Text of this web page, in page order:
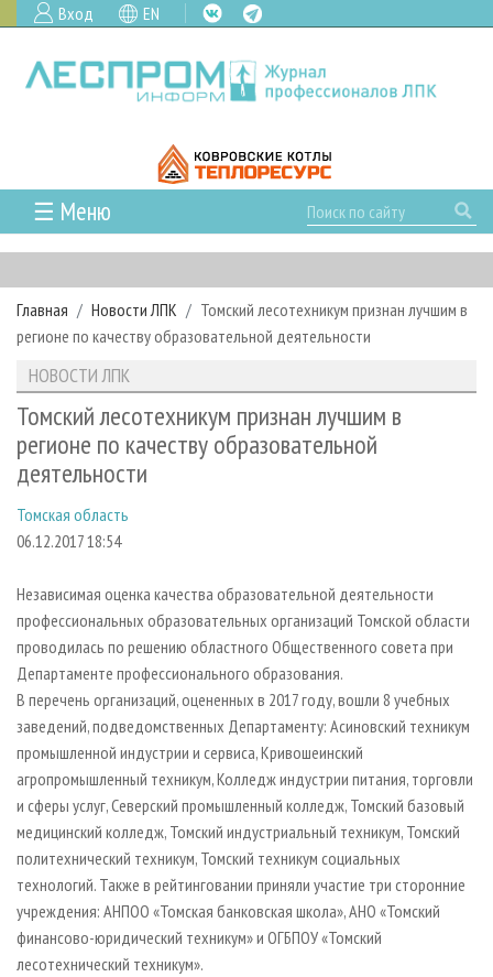
Вход EN
☰ Меню
ГЛАВНАЯ
РУБРИКИ И ТЕМЫ
РУБРИКИ ЖУРНАЛА
ЛЕСОЗАГОТОВКА
ЛЕСОПИЛЕНИЕ
ДЕРЕВООБРАБОТКА
СУШКА ДРЕВЕСИНЫ
ПРОИЗВОДСТВО ДРЕВЕСНЫХ ПЛИТ
ПРОИЗВОДСТВО МЕБЕЛИ
БИОЭНЕРГЕТИКА
ЦБП
ИНСТРУМЕНТ И МАТЕРИАЛЫ
НОВОСТИ
НОВОСТИ ЛПК
НОВОСТИ ЖУРНАЛА
НОВОСТИ КОМПАНИЙ
ПРОЕКТЫ ЛПИ
АНАЛИТИКА
ПРЕДПРИЯТИЯ ЛПК
ЛЕСНЫЕ РЕГИОНЫ РОССИИ
ПЕРСОНЫ
МОБИЛЬНЫЕ ВЫСТАВКИ
ОФИЦИАЛЬНЫЕ ДЕЛЕГАЦИИ
ПРИОРИТЕТНЫЕ ИНВЕСТПРОЕКТЫ
RUSSIAN FORESTRY REVIEW
ГАЗЕТА ЛЕСПРОМФОРУМ
БИБЛИОТЕКА СПЕЦИАЛИСТА
АРХИВ ЖУРНАЛОВ
СТАТЬИ
О ЖУРНАЛЕ
ПОДПИСКА
КОНТАКТЫ
РЕКЛАМОДАТЕЛЯМ
РЕКЛАМА
РЕКЛАМА НА САЙТЕ
Главная Новости ЛПК
Томский лесотехникум признан лучшим в
регионе по качеству образовательной деятельности
НОВОСТИ ЛПК
Томский лесотехникум признан лучшим в
регионе по качеству образовательной
деятельности
Томская область
06.12.2017 18:54
Независимая оценка качества образовательной деятельности
профессиональных образовательных организаций Томской области
проводилась по решению областного Общественного совета при
Департаменте профессионального образования.
В перечень организаций, оцененных в 2017 году, вошли 8 учебных
заведений, подведомственных Департаменту: Асиновский техникум
промышленной индустрии и сервиса, Кривошеинский
агропромышленный техникум, Колледж индустрии питания, торговли
и сферы услуг, Северский промышленный колледж, Томский базовый
медицинский колледж, Томский индустриальный техникум, Томский
политехнический техникум, Томский техникум социальных
технологий. Также в рейтинговании приняли участие три сторонние
учреждения: АНПОО «Томская банковская школа», АНО «Томский
финансово-юридический техникум» и ОГБПОУ «Томский
лесотехнический техникум».